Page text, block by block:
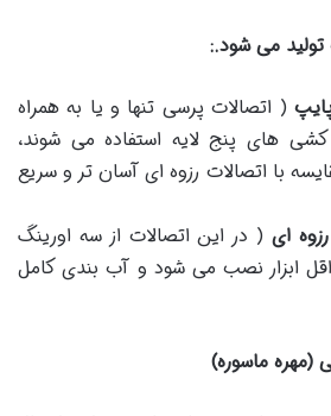
تولید می شود.:
( اتصالات پرسی تنها و یا به همراه
کشی های پنج لایه استفاده می شوند،
با اتصالات رزوه ای آسان تر و سریع
ای( در این اتصالات از سه اورینگ
ابزار نصب می شود و آب بندی کامل
(مهره ماسوره)